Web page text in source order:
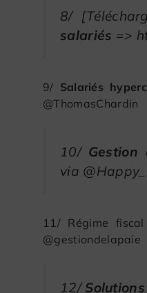
8/
salariés =>
9/ Salariés
@ThomasChardin
10/ Gestion
via
11/ Régime
@gestiondelapaie
12/